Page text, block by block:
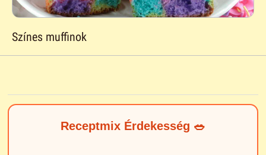
Színes muffinok
Receptmix Érdekesség 🥗